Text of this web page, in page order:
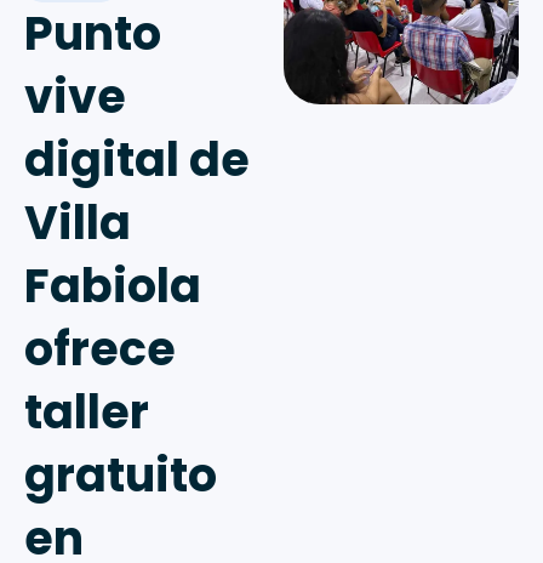
Punto
vive
digital de
Villa
Fabiola
ofrece
taller
gratuito
en